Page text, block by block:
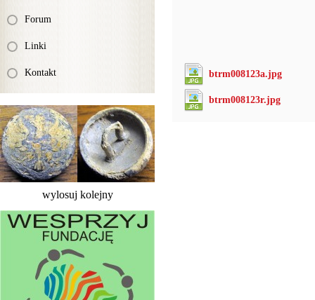
Forum
Linki
Kontakt
wylosuj kolejny
btrm008123a.jpg
btrm008123r.jpg